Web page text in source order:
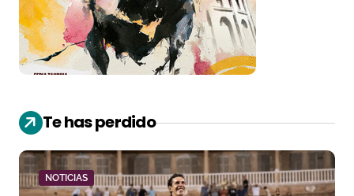
Te has perdido
NOTICIAS